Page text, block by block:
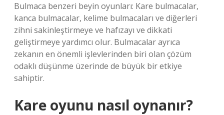
Bulmaca benzeri beyin oyunları: Kare bulmacalar,
kanca bulmacalar, kelime bulmacaları ve diğerleri
zihni sakinleştirmeye ve hafızayı ve dikkati
geliştirmeye yardımcı olur. Bulmacalar ayrıca
zekanın en önemli işlevlerinden biri olan çözüm
odaklı düşünme üzerinde de büyük bir etkiye
sahiptir.
Kare oyunu nasıl oynanır?